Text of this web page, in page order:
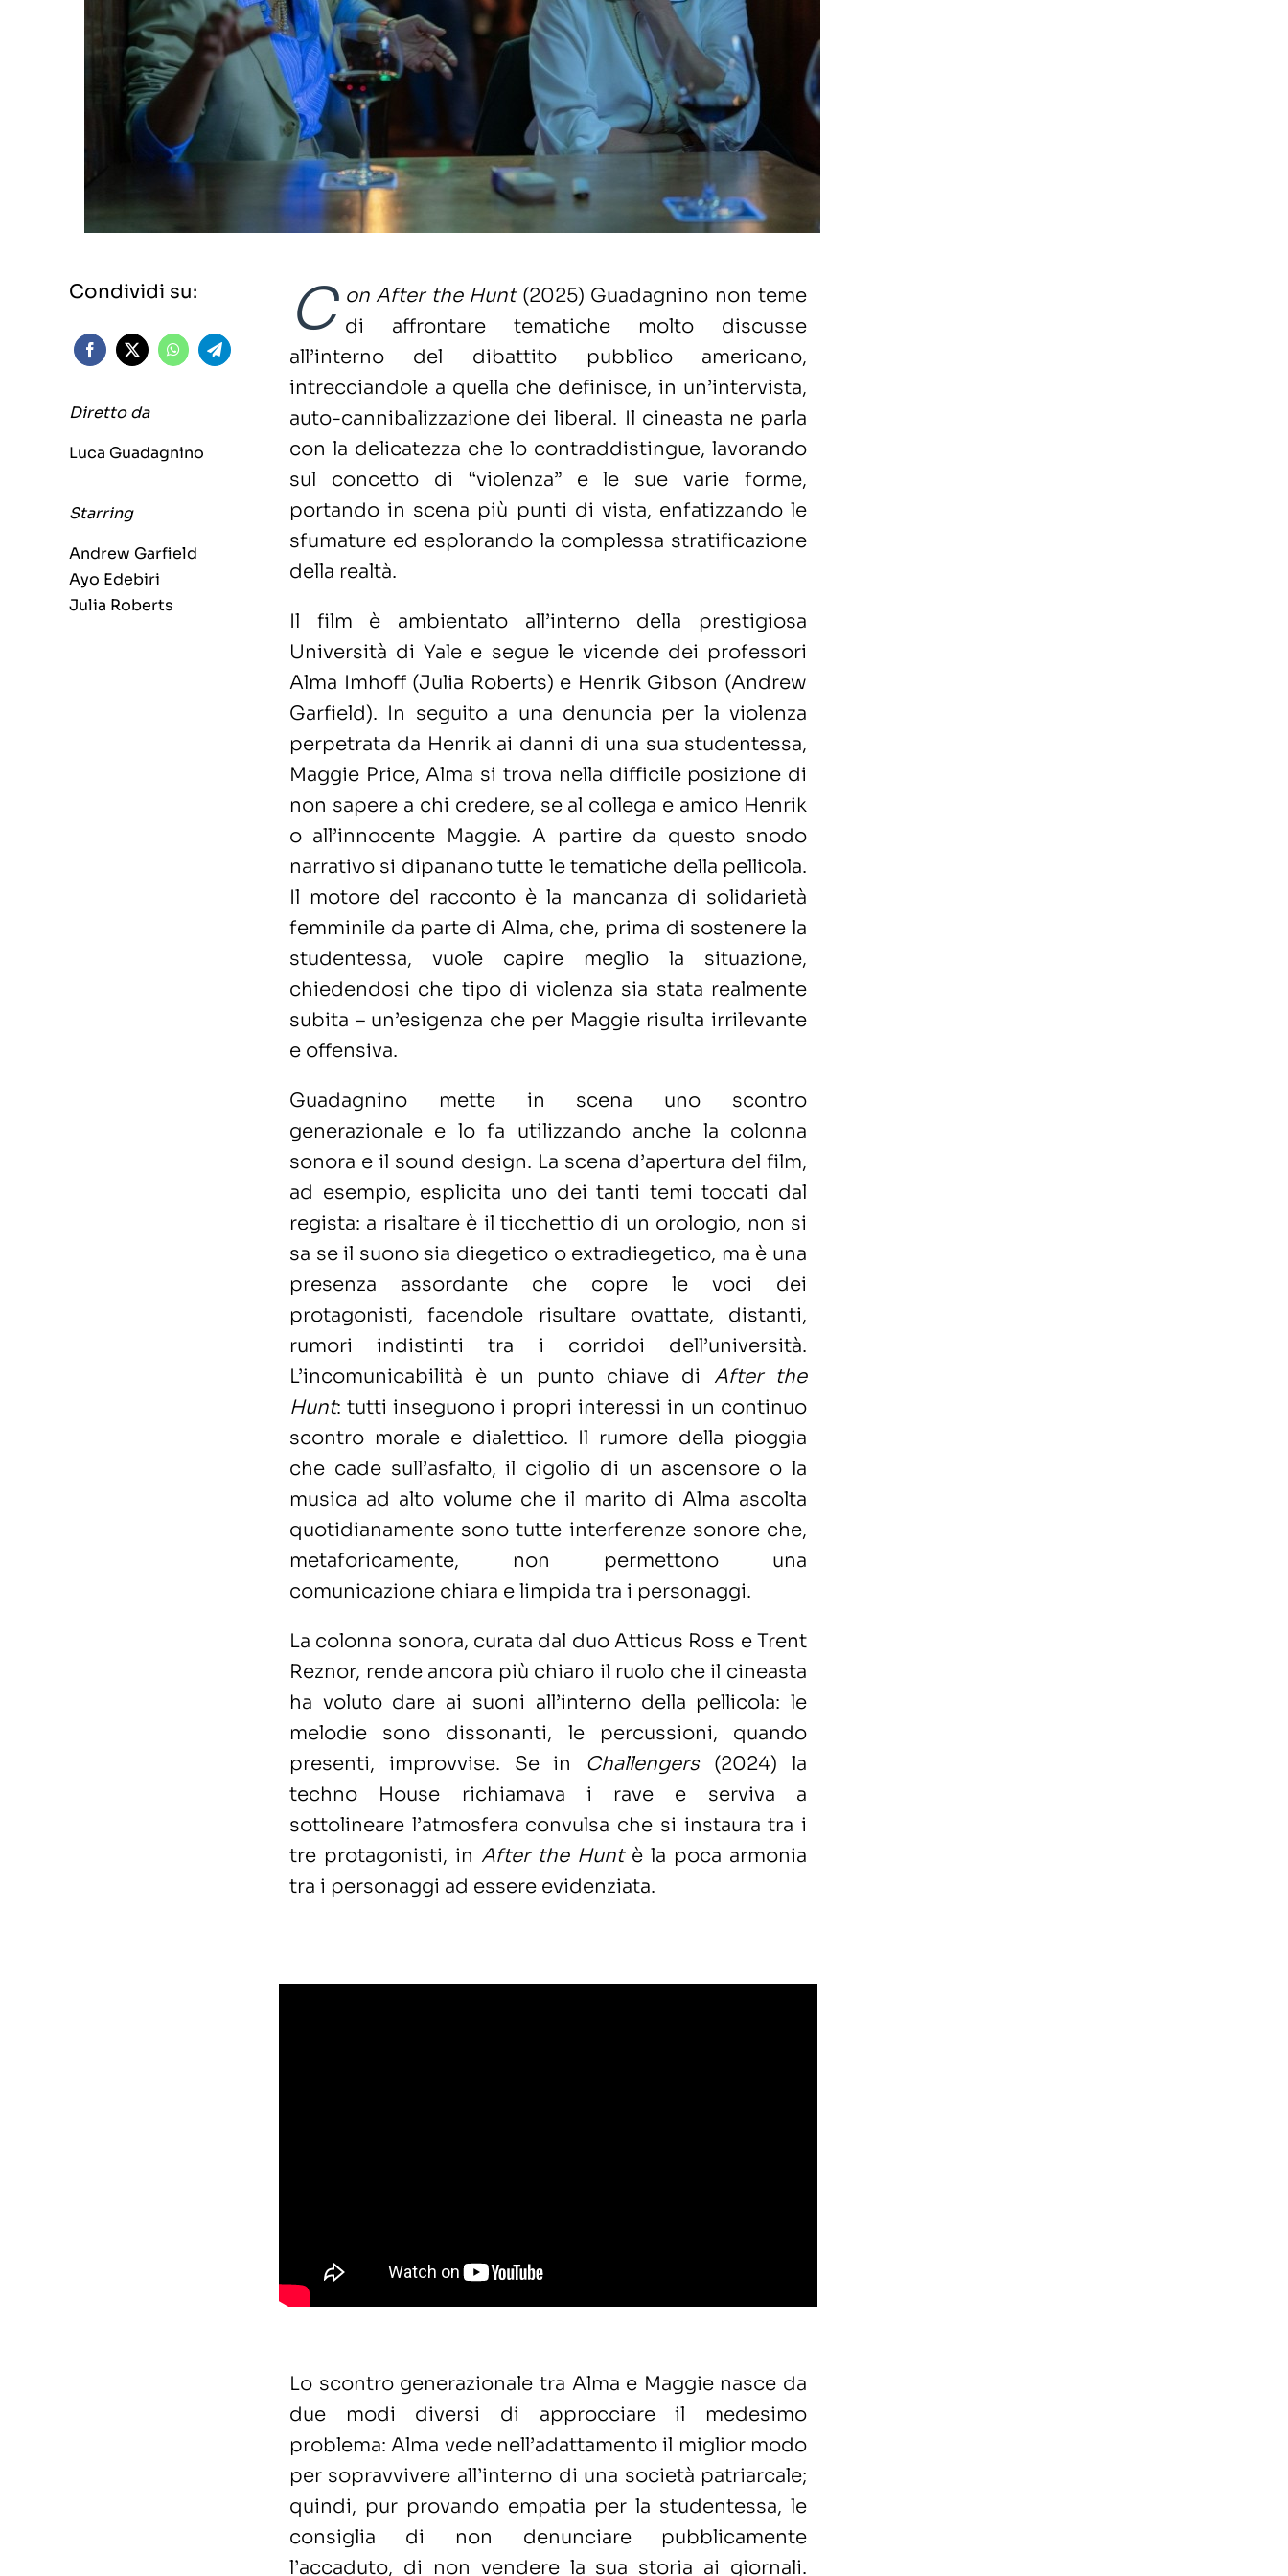
Condividi su:
Diretto da
Luca Guadagnino
Starring
Andrew Garfield
Ayo Edebiri
Julia Roberts
C on After the Hunt (2025) Guadagnino non teme
di affrontare tematiche molto discusse
all’interno del dibattito pubblico americano,
intrecciandole a quella che definisce, in un’intervista,
auto-cannibalizzazione dei liberal. Il cineasta ne parla
con la delicatezza che lo contraddistingue, lavorando
sul concetto di “violenza” e le sue varie forme,
portando in scena più punti di vista, enfatizzando le
sfumature ed esplorando la complessa stratificazione
della realtà.
Il film è ambientato all’interno della prestigiosa
Università di Yale e segue le vicende dei professori
Alma Imhoff (Julia Roberts) e Henrik Gibson (Andrew
Garfield). In seguito a una denuncia per la violenza
perpetrata da Henrik ai danni di una sua studentessa,
Maggie Price, Alma si trova nella difficile posizione di
non sapere a chi credere, se al collega e amico Henrik
o all’innocente Maggie. A partire da questo snodo
narrativo si dipanano tutte le tematiche della pellicola.
Il motore del racconto è la mancanza di solidarietà
femminile da parte di Alma, che, prima di sostenere la
studentessa, vuole capire meglio la situazione,
chiedendosi che tipo di violenza sia stata realmente
subita – un’esigenza che per Maggie risulta irrilevante
e offensiva.
Guadagnino mette in scena uno scontro
generazionale e lo fa utilizzando anche la colonna
sonora e il sound design. La scena d’apertura del film,
ad esempio, esplicita uno dei tanti temi toccati dal
regista: a risaltare è il ticchettio di un orologio, non si
sa se il suono sia diegetico o extradiegetico, ma è una
presenza assordante che copre le voci dei
protagonisti, facendole risultare ovattate, distanti,
rumori indistinti tra i corridoi dell’università.
L’incomunicabilità è un punto chiave di After the
Hunt: tutti inseguono i propri interessi in un continuo
scontro morale e dialettico. Il rumore della pioggia
che cade sull’asfalto, il cigolio di un ascensore o la
musica ad alto volume che il marito di Alma ascolta
quotidianamente sono tutte interferenze sonore che,
metaforicamente, non permettono una
comunicazione chiara e limpida tra i personaggi.
La colonna sonora, curata dal duo Atticus Ross e Trent
Reznor, rende ancora più chiaro il ruolo che il cineasta
ha voluto dare ai suoni all’interno della pellicola: le
melodie sono dissonanti, le percussioni, quando
presenti, improvvise. Se in Challengers(2024) la
techno House richiamava i rave e serviva a
sottolineare l’atmosfera convulsa che si instaura tra i
tre protagonisti, in After the Hunt è la poca armonia
tra i personaggi ad essere evidenziata.
Lo scontro generazionale tra Alma e Maggie nasce da
due modi diversi di approcciare il medesimo
problema: Alma vede nell’adattamento il miglior modo
per sopravvivere all’interno di una società patriarcale;
quindi, pur provando empatia per la studentessa, le
consiglia di non denunciare pubblicamente
l’accaduto, di non vendere la sua storia ai giornali.